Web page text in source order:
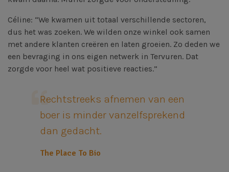
Céline: “We kwamen uit totaal verschillende sectoren,
dus het was zoeken. We wilden onze winkel ook samen
met andere klanten creëren en laten groeien. Zo deden we
een bevraging in ons eigen netwerk in Tervuren. Dat
zorgde voor heel wat positieve reacties.”
Rechtstreeks afnemen van een
boer is minder vanzelfsprekend
dan gedacht.
The Place To Bio